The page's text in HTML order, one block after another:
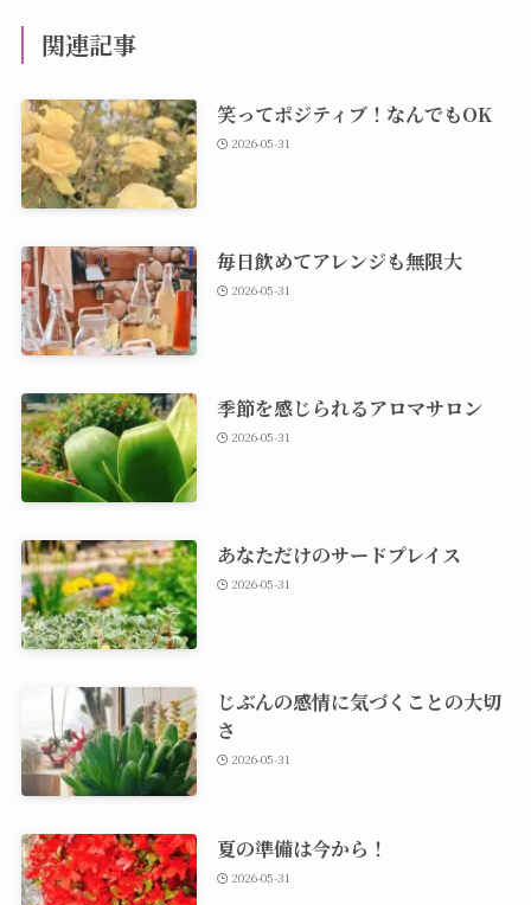
関連記事
笑ってポジティブ！なんでもOK
2026-05-31
毎日飲めてアレンジも無限大
2026-05-31
季節を感じられるアロマサロン
2026-05-31
あなただけのサードプレイス
2026-05-31
じぶんの感情に気づくことの大切
さ
2026-05-31
夏の準備は今から！
2026-05-31